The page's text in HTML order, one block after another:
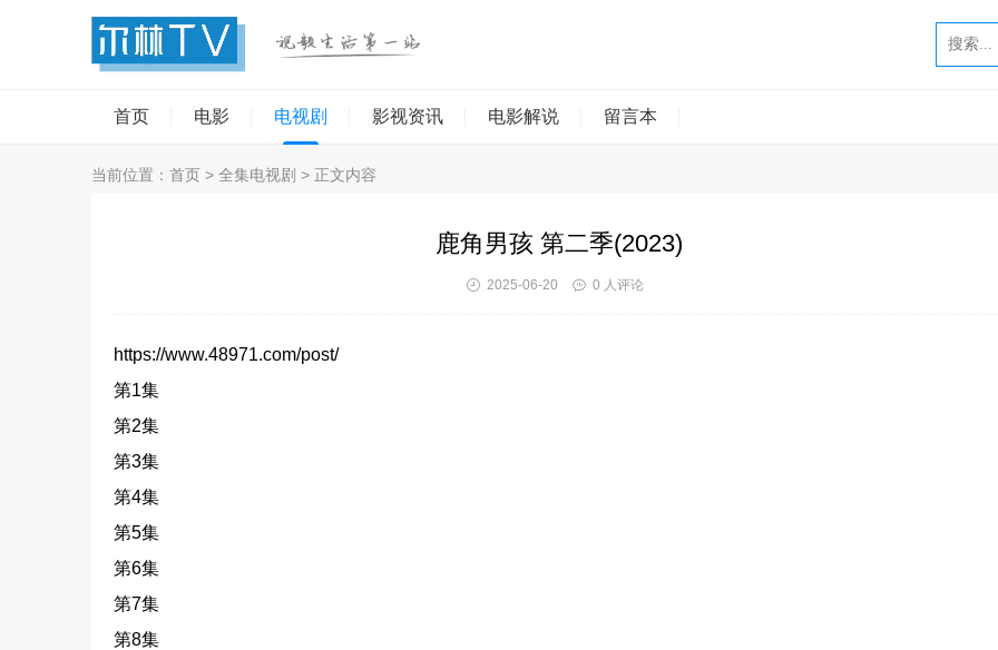
首页 电影 电视剧 影视资讯 电影解说 留言本
当前位置： 首页 > 全集电视剧 > 正文内容
鹿角男孩 第二季(2023)
2025-06-20 0 人评论
https://www.48971.com/post/
第1集
第2集
第3集
第4集
第5集
第6集
第7集
第8集